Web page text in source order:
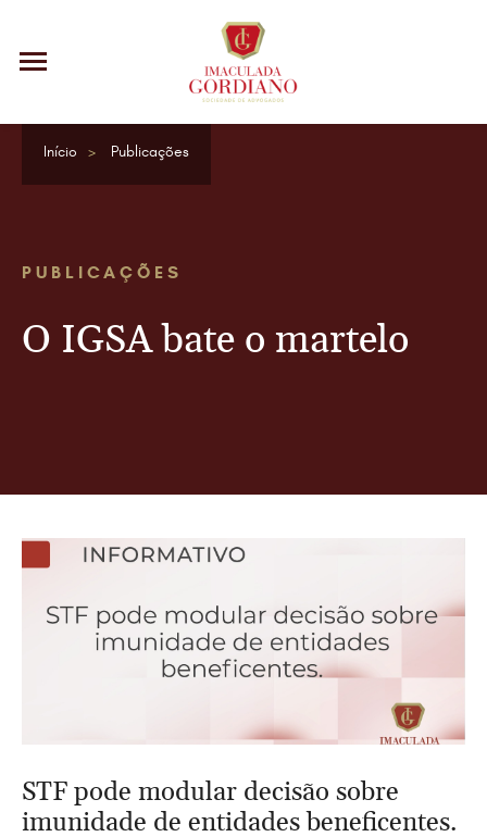
Início Publicações
PUBLICAÇÕES
O IGSA bate o martelo
STF pode modular decisão sobre
imunidade de entidades beneficentes.